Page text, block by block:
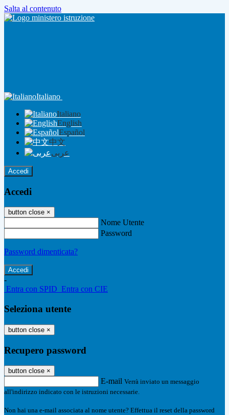
Salta al contenuto
Italiano
Italiano
English
Español
中文
عربى
Accedi
Accedi
button close ×
Nome Utente
Password
Password dimenticata?
-
Entra con SPID Entra con CIE
Seleziona utente
button close ×
Recupero password
button close ×
E-mail Verrà inviato un messaggio
all'indirizzo indicato con le istruzioni necessarie.
Non hai una e-mail associata al nome utente? Effettua il reset della password